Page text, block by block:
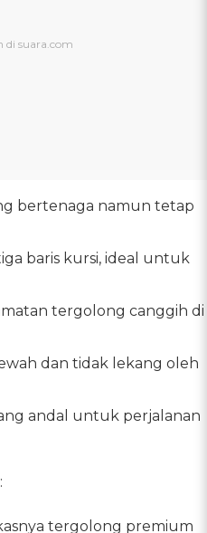
bertenaga namun tetap
baris kursi, ideal untuk
tergolong canggih di
dan tidak lekang oleh
andal untuk perjalanan
tergolong premium